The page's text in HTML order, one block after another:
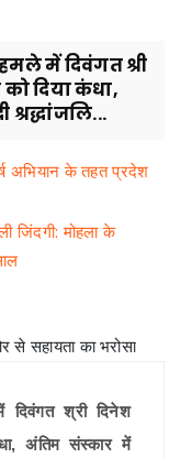
में दिवंगत श्री
को दिया कंधा,
अभियान के तहत प्रदेश
जिंदगी: मोहला के
श्री दिनेश
अंतिम संस्कार में